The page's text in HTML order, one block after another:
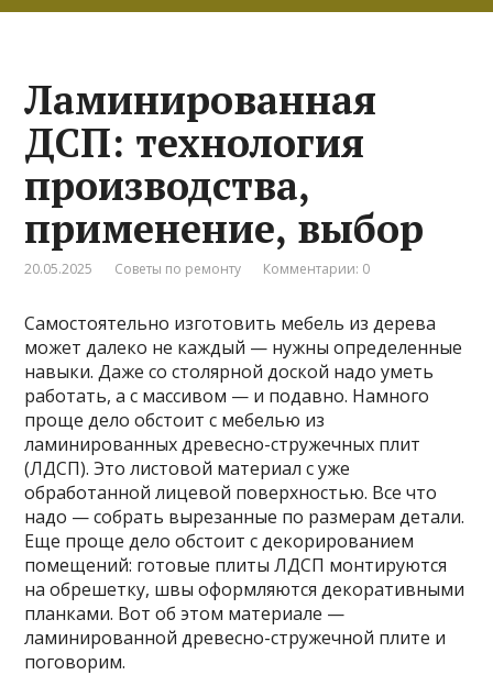
Ламинированная
ДСП: технология
производства,
применение, выбор
20.05.2025 Советы по ремонту Комментарии: 0
Самостоятельно изготовить мебель из дерева
может далеко не каждый — нужны определенные
навыки. Даже со столярной доской надо уметь
работать, а с массивом — и подавно. Намного
проще дело обстоит с мебелью из
ламинированных древесно-стружечных плит
(ЛДСП). Это листовой материал с уже
обработанной лицевой поверхностью. Все что
надо — собрать вырезанные по размерам детали.
Еще проще дело обстоит с декорированием
помещений: готовые плиты ЛДСП монтируются
на обрешетку, швы оформляются декоративными
планками. Вот об этом материале —
ламинированной древесно-стружечной плите и
поговорим.